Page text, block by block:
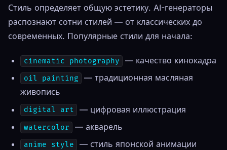
Стиль определяет общую эстетику. AI-генераторы
распознают сотни стилей — от классических до
современных. Популярные стили для начала:
cinematic photography — качество кинокадра
oil painting
— традиционная масляная
живопись
digital art — цифровая иллюстрация
watercolor — акварель
anime style — стиль японской анимации